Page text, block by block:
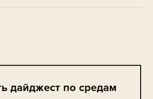
дайджест по средам